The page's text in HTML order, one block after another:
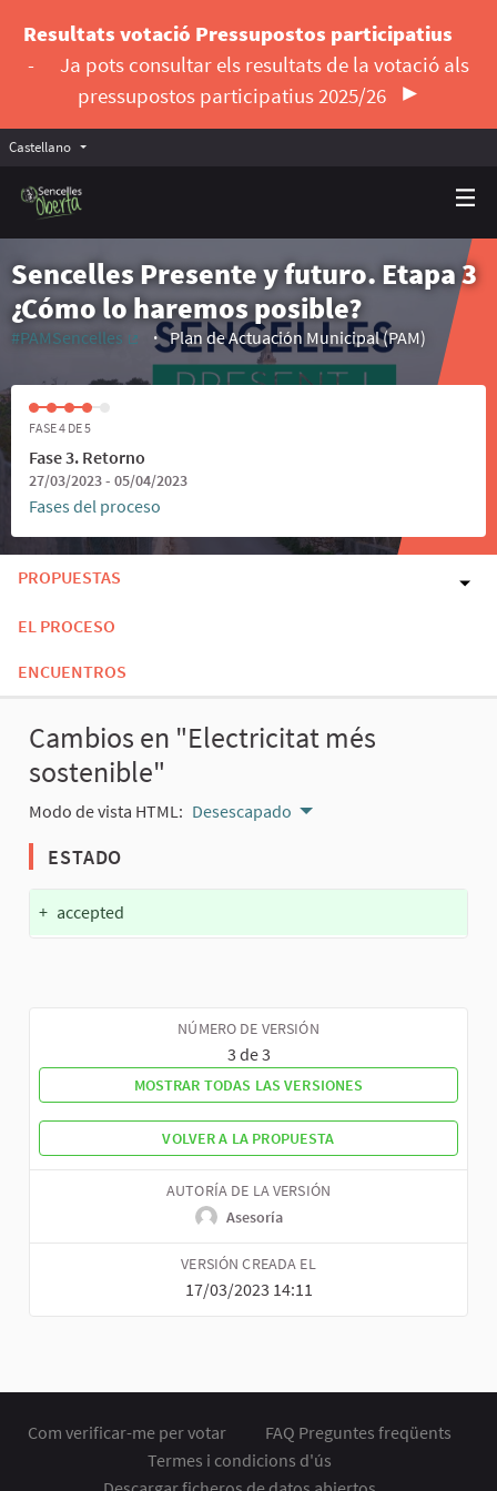
Resultats votació Pressupostos participatius
-
Ja pots consultar els resultats de la votació als
pressupostos participatius 2025/26
Castellano Triar la llengua
Sencelles Presente y futuro. Etapa 3
¿Cómo lo haremos posible?
#PAMSencelles
(Enlace externo)
Plan de Actuación Municipal (PAM)
FASE 4 DE 5
Fase 3. Retorno
27/03/2023 - 05/04/2023
Fases del proceso
PROPUESTAS
EL PROCESO
ENCUENTROS
Cambios en "Electricitat més
sostenible"
Modo de vista HTML: Desescapado
ESTADO
+ accepted
NÚMERO DE VERSIÓN
3 de 3
MOSTRAR TODAS LAS VERSIONES
VOLVER A LA PROPUESTA
AUTORÍA DE LA VERSIÓN
Asesoría
VERSIÓN CREADA EL
17/03/2023 14:11
Com verificar-me per votar
FAQ Preguntes freqüents
Termes i condicions d'ús